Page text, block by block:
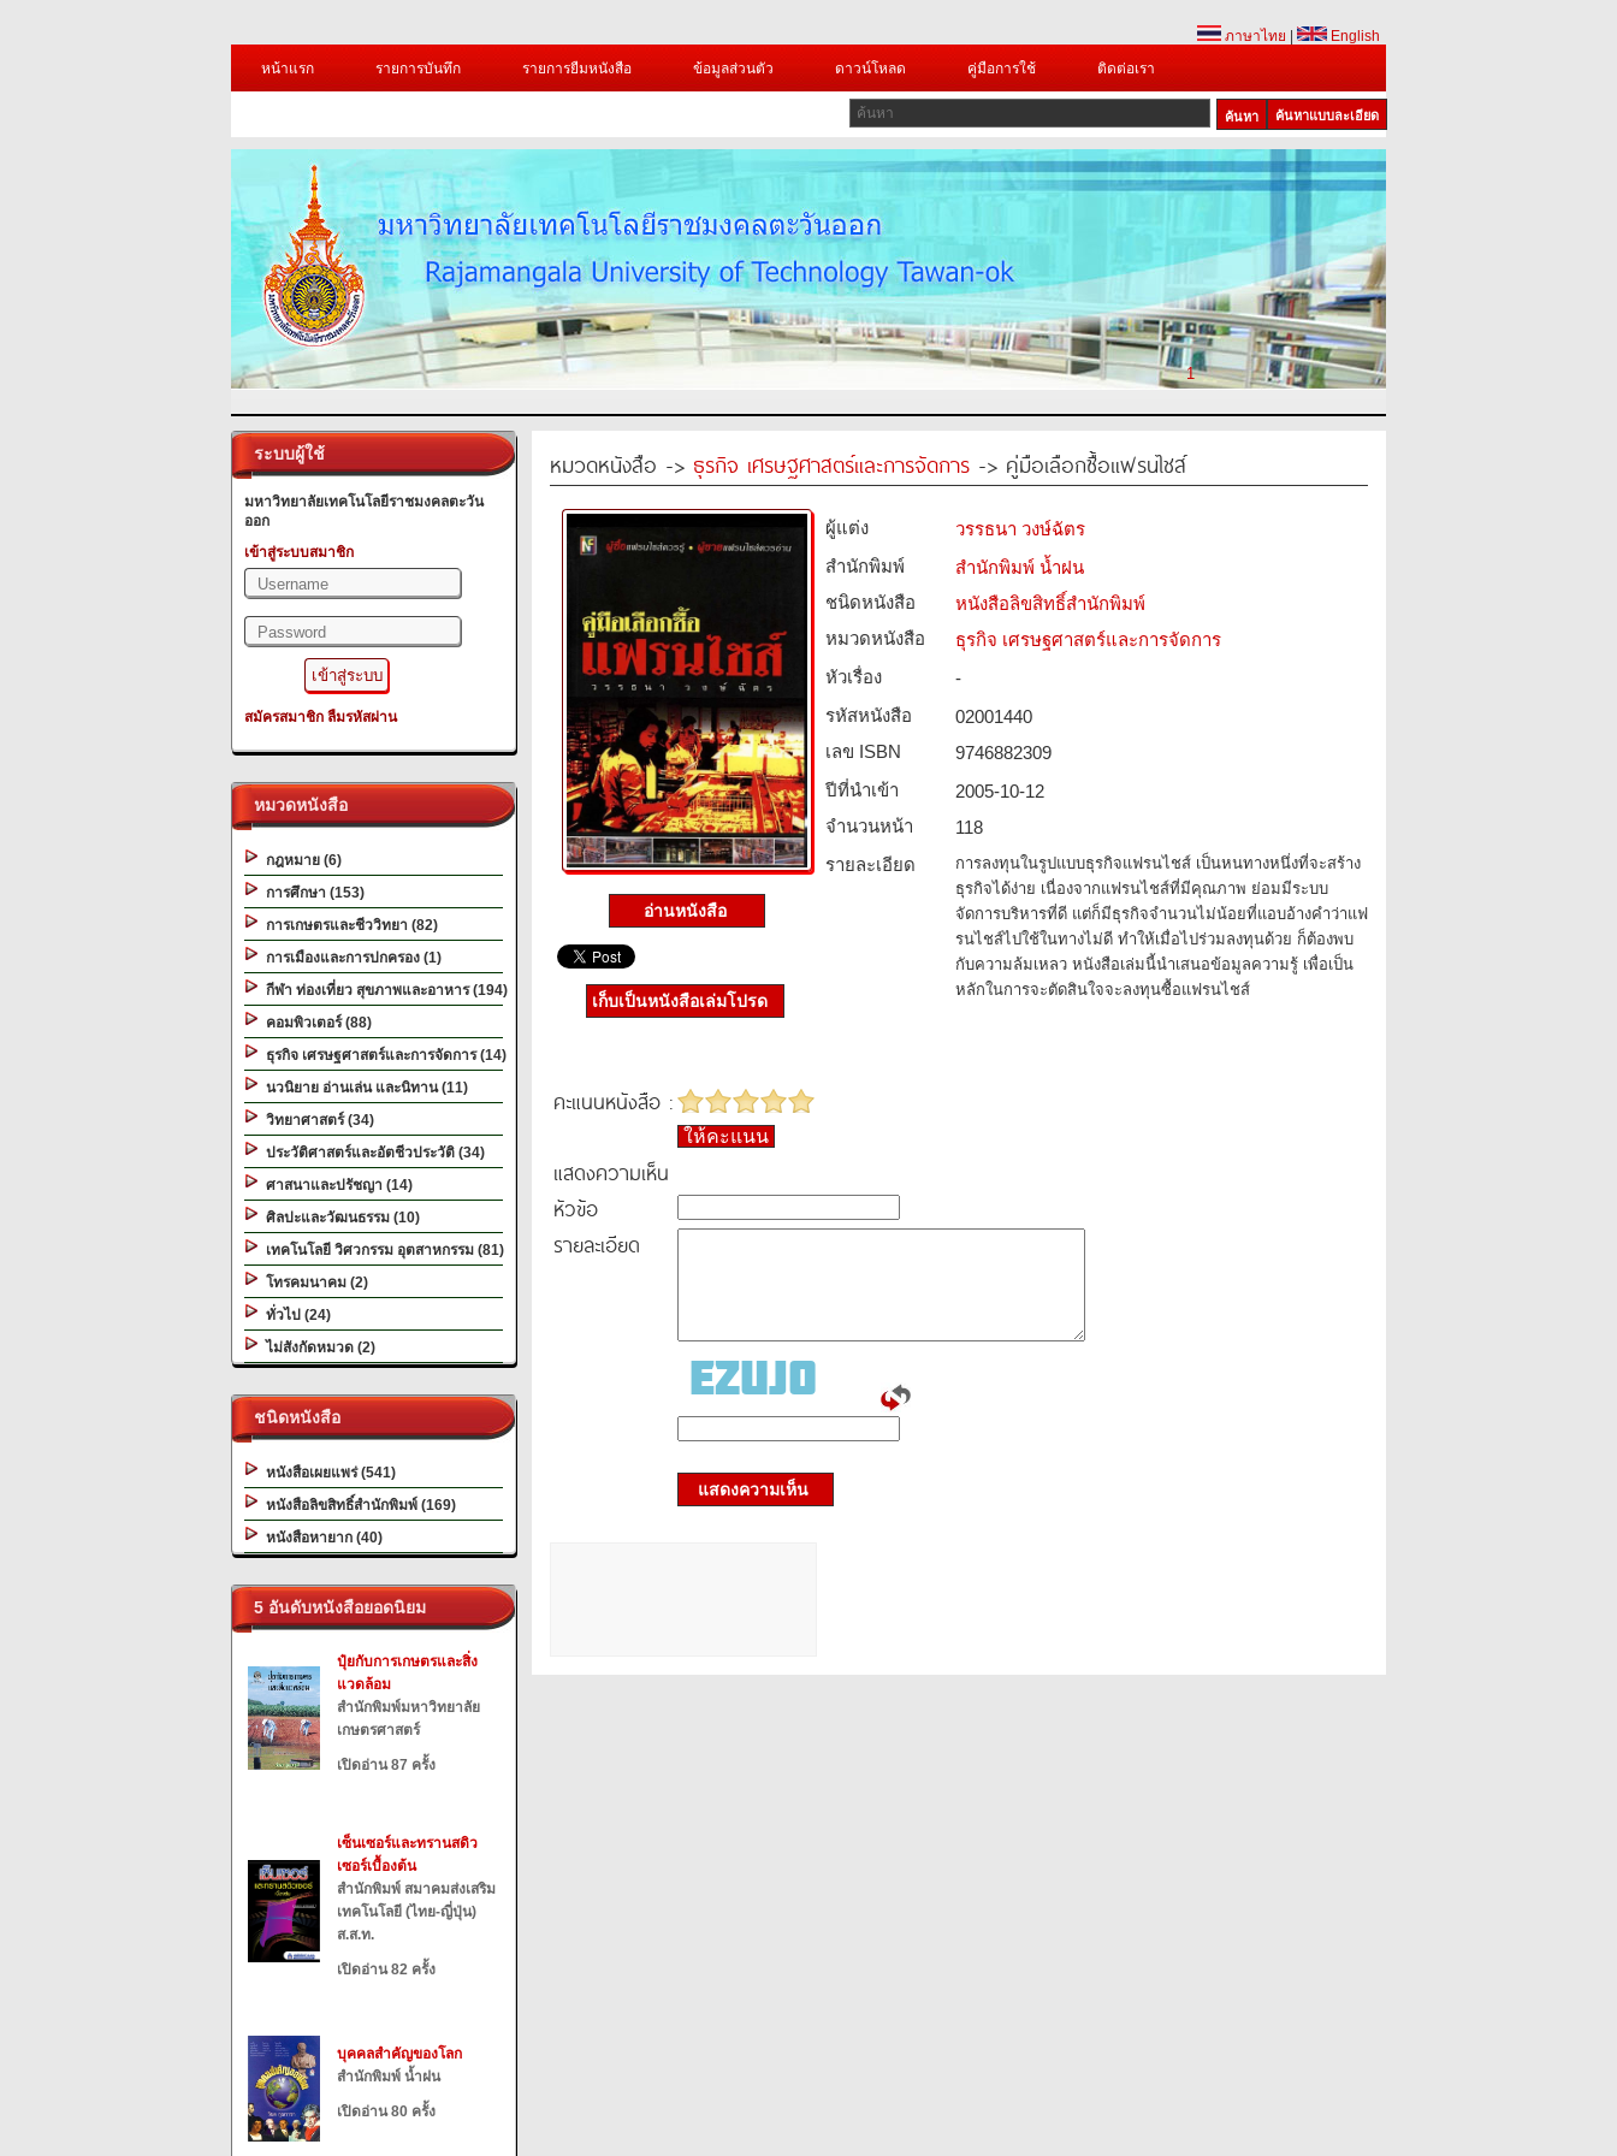
ภาษาไทย
English
หน้าแรก
รายการบันทึก รายการยืมหนังสือ ข้อมูลส่วนตัว ดาวน์โหลด คู่มือการใช้ ติดต่อเรา
ค้นหาแบบละเอียด
1
ระบบผู้ใช้
มหาวิทยาลัยเทคโนโลยีราชมงคลตะวัน
ออก
เข้าสู่ระบบสมาชิก
สมัครสมาชิก ลืมรหัสผ่าน
หมวดหนังสือ
กฎหมาย (6)
การศึกษา (153)
การเกษตรและชีววิทยา (82)
การเมืองและการปกครอง (1)
กีฬา ท่องเที่ยว สุขภาพและอาหาร (194)
คอมพิวเตอร์ (88)
ธุรกิจ เศรษฐศาสตร์และการจัดการ (14)
นวนิยาย อ่านเล่น และนิทาน (11)
วิทยาศาสตร์ (34)
ประวัติศาสตร์และอัตชีวประวัติ (34)
ศาสนาและปรัชญา (14)
ศิลปะและวัฒนธรรม (10)
เทคโนโลยี วิศวกรรม อุตสาหกรรม (81)
โทรคมนาคม (2)
ทั่วไป (24)
ไม่สังกัดหมวด (2)
ชนิดหนังสือ
หนังสือเผยแพร่ (541)
หนังสือลิขสิทธิ์สำนักพิมพ์ (169)
หนังสือหายาก (40)
5 อันดับหนังสือยอดนิยม
ปุ๋ยกับการเกษตรและสิ่ง
แวดล้อม
สำนักพิมพ์มหาวิทยาลัย
เกษตรศาสตร์
เปิดอ่าน 87 ครั้ง
เซ็นเซอร์และทรานสดิว
เซอร์เบื้องต้น
สำนักพิมพ์ สมาคมส่งเสริม
เทคโนโลยี (ไทย-ญี่ปุ่น)
ส.ส.ท.
เปิดอ่าน 82 ครั้ง
บุคคลสำคัญของโลก
สำนักพิมพ์ น้ำฝน
เปิดอ่าน 80 ครั้ง
หมวดหนังสือ -> ธุรกิจ เศรษฐศาสตร์และการจัดการ -> คู่มือเลือกซื้อแฟรนไชส์
อ่านหนังสือ
ผู้แต่ง
วรรธนา วงษ์ฉัตร
สำนักพิมพ์
สำนักพิมพ์ น้ำฝน
ชนิดหนังสือ­
หนังสือลิขสิทธิ์สำนักพิมพ์
หมวดหนังสือ­
ธุรกิจ เศรษฐศาสตร์และการจัดการ
หัวเรื่อง
-
รหัสหนังสือ­
02001440
เลข ISBN
9746882309
ปีที่นำเข้า
2005-10-12
จำนวนหน้า
118
รายละเอียด
การลงทุนในรูปแบบธุรกิจแฟรนไชส์ เป็นหนทางหนึ่งที่จะสร้าง
ธุรกิจได้ง่าย เนื่องจากแฟรนไชส์ที่มีคุณภาพ ย่อมมีระบบ
จัดการบริหารที่ดี แต่ก็มีธุรกิจจำนวนไม่น้อยที่แอบอ้างคำว่าแฟ
รนไชส์ไปใช้ในทางไม่ดี ทำให้เมื่อไปร่วมลงทุนด้วย ก็ต้องพบ
กับความล้มเหลว หนังสือเล่มนี้นำเสนอข้อมูลความรู้ เพื่อเป็น
หลักในการจะตัดสินใจจะลงทุนซื้อแฟรนไชส์
เก็บเป็นหนังสือเล่มโปรด
คะแนนหนังสือ :
ให้คะแนน
แสดงความเห็น
หัวข้อ
รายละเอียด
แสดงความเห็น